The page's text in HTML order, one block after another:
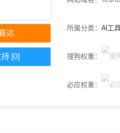
所属分类： AI工
搜狗权重：
必应权重：
达
[0]